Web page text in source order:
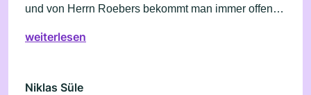
und von Herrn Roebers bekommt man immer offenes
schnell verbessern kann.
weiterlesen
Niklas Süle